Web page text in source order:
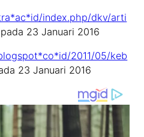
index.php/dkv/arti
23 Januari 2016
2011/05/keb
23 Januari 2016